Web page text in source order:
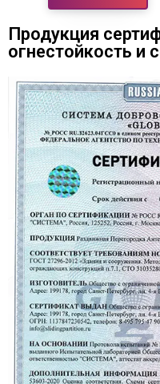
Продукция
огнестойкость и